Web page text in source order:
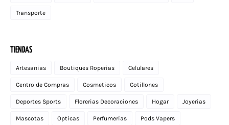
Transporte
TIENDAS
Artesanias Boutiques Roperias Celulares
Centro de Compras Cosmeticos Cotillones
Deportes Sports Florerias Decoraciones Hogar Joyerias
Mascotas Opticas Perfumerías Pods Vapers